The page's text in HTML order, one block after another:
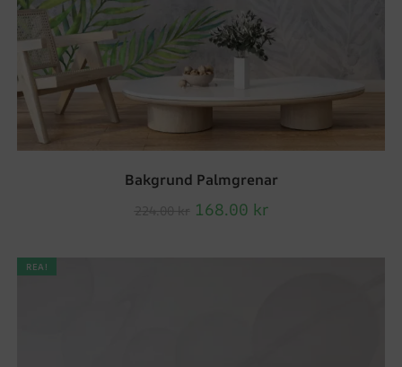
Bakgrund Palmgrenar
168.00 kr
REA!